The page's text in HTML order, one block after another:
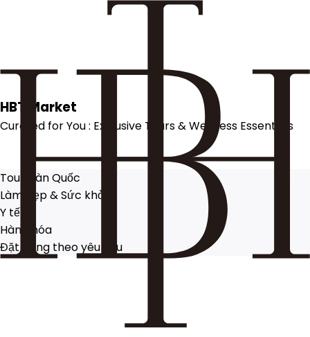
HBT Market
Curated for You : Exclusive Tours & Wellness Essentials​
Tour Hàn Quốc
Làm đẹp & Sức khỏe
Y tế
Hàng hóa
Đặt hàng theo yêu cầu